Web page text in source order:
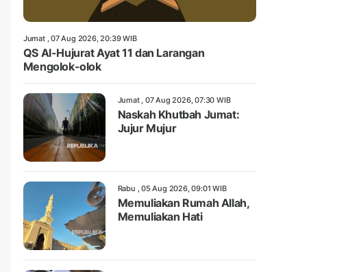
Jumat , 07 Aug 2026, 20:39 WIB
QS Al-Hujurat Ayat 11 dan Larangan
Mengolok-olok
Jumat , 07 Aug 2026, 07:30 WIB
Naskah Khutbah Jumat:
Jujur Mujur
Rabu , 05 Aug 2026, 09:01 WIB
Memuliakan Rumah Allah,
Memuliakan Hati